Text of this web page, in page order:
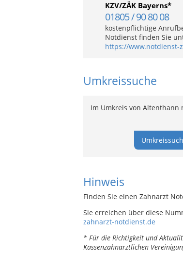
KZV/ZÄK Bayerns*
01805 / 90 80 08
kostenpflichtige
Notdienst finden Sie
https://www.notdienst-
Umkreissuche
Im Umkreis von
Hinweis
Finden Sie einen Zahnarzt
Sie erreichen über diese
zahnarzt-notdienst.de
* Für die Richtigkeit und
Kassenzahnärztlichen